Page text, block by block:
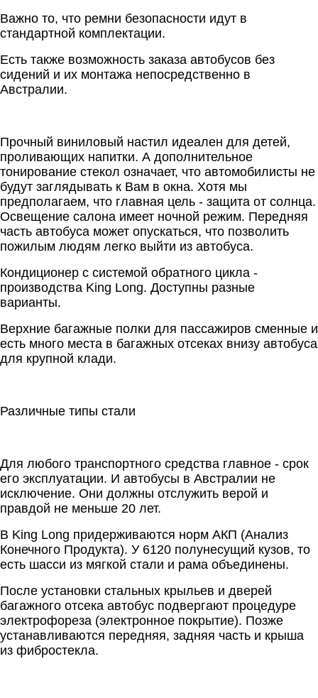
Важно то, что ремни безопасности идут в
стандартной комплектации.
Есть также возможность заказа автобусов без
сидений и их монтажа непосредственно в
Австралии.
Прочный виниловый настил идеален для детей,
проливающих напитки. А дополнительное
тонирование стекол означает, что автомобилисты не
будут заглядывать к Вам в окна. Хотя мы
предполагаем, что главная цель - защита от солнца.
Освещение салона имеет ночной режим. Передняя
часть автобуса может опускаться, что позволить
пожилым людям легко выйти из автобуса.
Кондиционер с системой обратного цикла -
производства King Long. Доступны разные
варианты.
Верхние багажные полки для пассажиров сменные и
есть много места в багажных отсеках внизу автобуса
для крупной клади.
Различные типы стали
Для любого транспортного средства главное - срок
его эксплуатации. И автобусы в Австралии не
исключение. Они должны отслужить верой и
правдой не меньше 20 лет.
В King Long придерживаются норм АКП (Анализ
Конечного Продукта). У 6120 полунесущий кузов, то
есть шасси из мягкой стали и рама объединены.
После установки стальных крыльев и дверей
багажного отсека автобус подвергают процедуре
электрофореза (электронное покрытие). Позже
устанавливаются передняя, задняя часть и крыша
из фибростекла.